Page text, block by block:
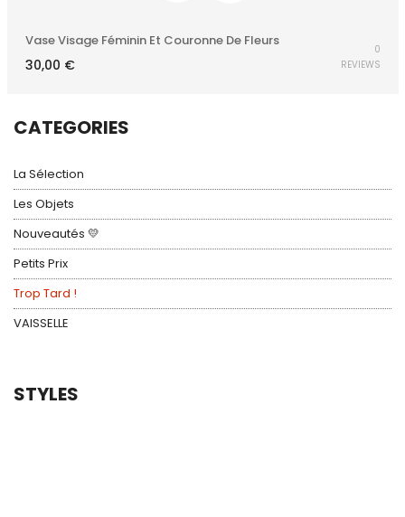
CATEGORIES
La Sélection
Les Objets
Nouveautés 💛
Petits Prix
Trop Tard !
VAISSELLE
STYLES
Vase Visage Féminin Et Couronne De Fleurs
30,00 €
0
REVIEWS